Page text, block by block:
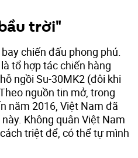
trời"
chiến đấu phong phú.
tổ hợp tác chiến hàng
ngồi Su-30MK2 (đôi khi
nguồn tin mở, trong
năm 2016, Việt Nam đã
Không quân Việt Nam
triệt để, có thể tự mình